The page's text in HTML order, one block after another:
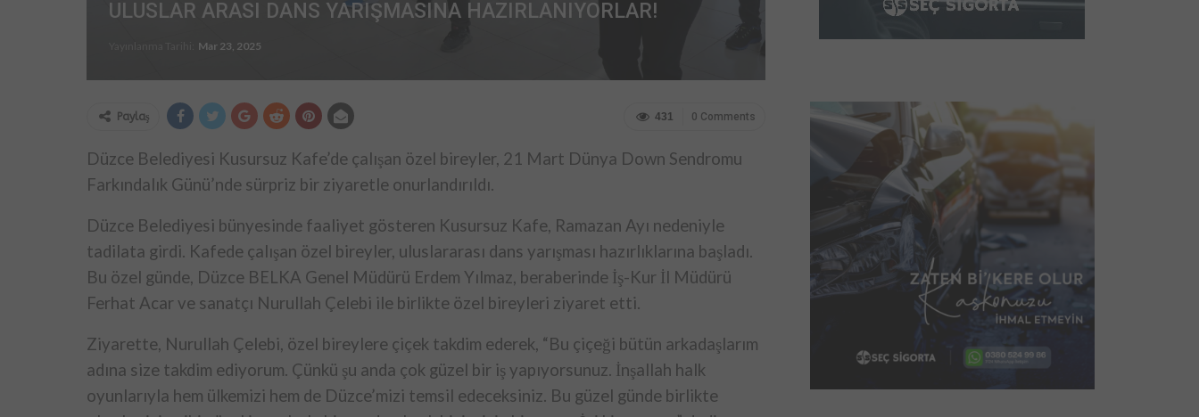
ULUSLAR ARASI DANS YARIŞMASINA HAZIRLANIYORLAR!
Mar 23, 2025
0 Comments
431
Paylaş
Düzce Belediyesi Kusursuz Kafe’de çalışan özel bireyler, 21 Mart Dünya Down Sendromu
Farkındalık Günü’nde sürpriz bir ziyaretle onurlandırıldı.
Düzce Belediyesi bünyesinde faaliyet gösteren Kusursuz Kafe, Ramazan Ayı nedeniyle
tadilata girdi. Kafede çalışan özel bireyler, uluslararası dans yarışması hazırlıklarına başladı.
Bu özel günde, Düzce BELKA Genel Müdürü Erdem Yılmaz, beraberinde İş-Kur İl Müdürü
Ferhat Acar ve sanatçı Nurullah Çelebi ile birlikte özel bireyleri ziyaret etti.
Ziyarette, Nurullah Çelebi, özel bireylere çiçek takdim ederek, “Bu çiçeği bütün arkadaşlarım
adına size takdim ediyorum. Çünkü şu anda çok güzel bir iş yapıyorsunuz. İnşallah halk
oyunlarıyla hem ülkemizi hem de Düzce’mizi temsil edeceksiniz. Bu güzel günde birlikte